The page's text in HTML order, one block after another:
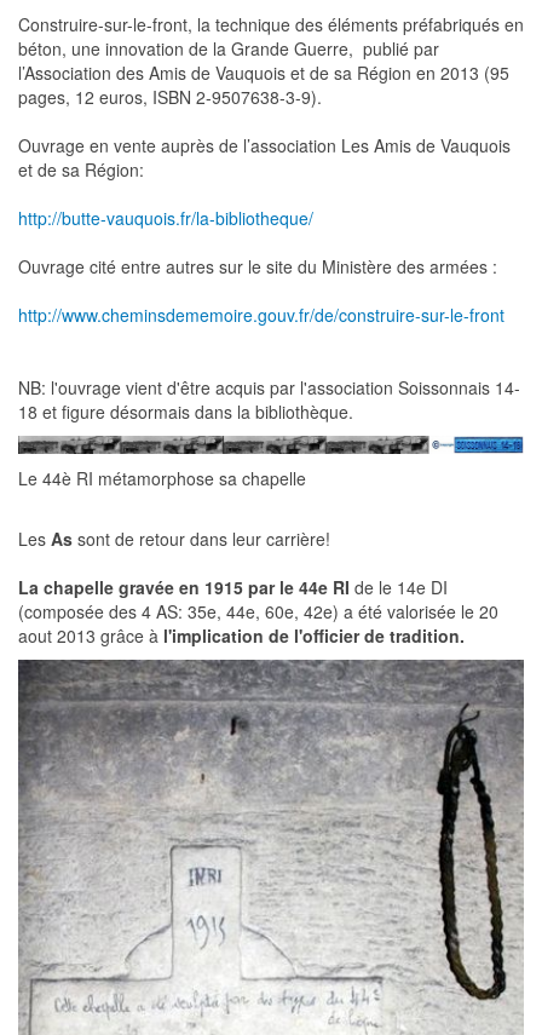
Construire-sur-le-front, la technique des éléments préfabriqués en
béton, une innovation de la Grande Guerre, publié par
l’Association des Amis de Vauquois et de sa Région en 2013 (95
pages, 12 euros, ISBN 2-9507638-3-9).
Ouvrage en vente auprès de l’association Les Amis de Vauquois
et de sa Région:
http://butte-vauquois.fr/la-bibliotheque/
Ouvrage cité entre autres sur le site du Ministère des armées :
http://www.cheminsdememoire.gouv.fr/de/construire-sur-le-front
NB: l'ouvrage vient d'être acquis par l'association Soissonnais 14-
18 et figure désormais dans la bibliothèque.
Le 44è RI métamorphose sa chapelle
Les As sont de retour dans leur carrière!
La chapelle gravée en 1915 par le 44e RI de le 14e DI
(composée des 4 AS: 35e, 44e, 60e, 42e) a été valorisée le 20
aout 2013 grâce à l'implication de l'officier de tradition.